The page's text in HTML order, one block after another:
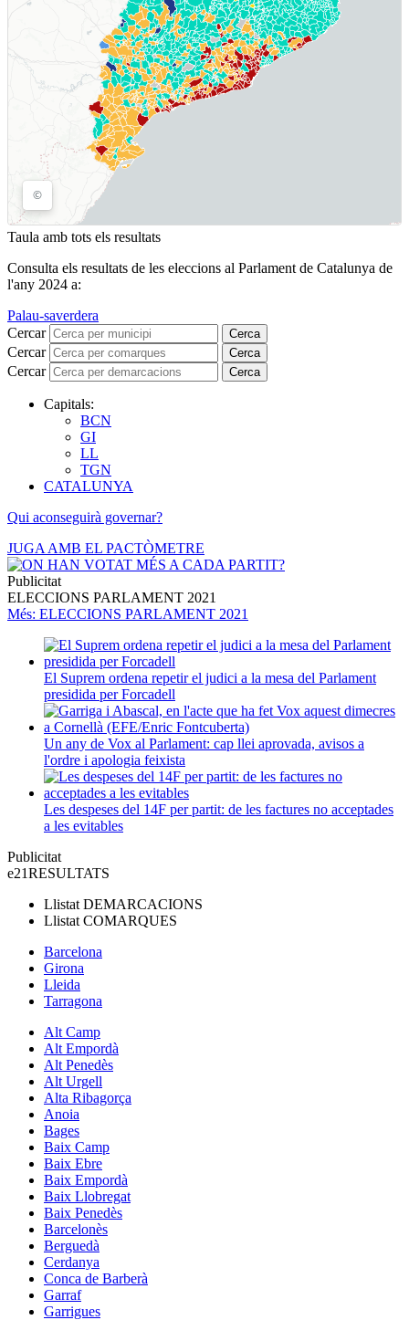
Taula amb tots els resultats
Consulta els resultats de les eleccions al Parlament de Catalunya de
l'any 2024 a:
Palau-saverdera
Cercar
Cerca
Cercar Cerca
Cercar Cerca
Capitals:
BCN
GI
LL
TGN
CATALUNYA
Qui aconseguirà governar?
JUGA AMB EL PACTÒMETRE
Publicitat
ELECCIONS PARLAMENT 2021
Més: ELECCIONS PARLAMENT 2021
El Suprem ordena repetir el judici a la mesa del Parlament
presidida per Forcadell
Un any de Vox al Parlament: cap llei aprovada, avisos a
l'ordre i apologia feixista
Les despeses del 14F per partit: de les factures no acceptades
a les evitables
Publicitat
e21RESULTATS
Llistat DEMARCACIONS
Llistat COMARQUES
Barcelona
Girona
Lleida
Tarragona
Alt Camp
Alt Empordà
Alt Penedès
Alt Urgell
Alta Ribagorça
Anoia
Bages
Baix Camp
Baix Ebre
Baix Empordà
Baix Llobregat
Baix Penedès
Barcelonès
Berguedà
Cerdanya
Conca de Barberà
Garraf
Garrigues